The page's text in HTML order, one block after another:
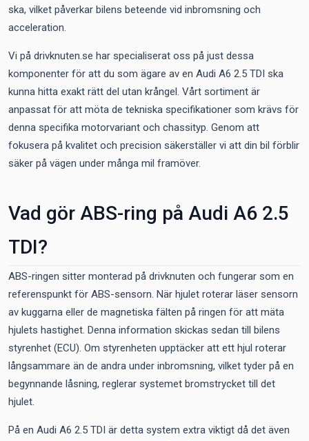
ska, vilket påverkar bilens beteende vid inbromsning och
acceleration.
Vi på drivknuten.se har specialiserat oss på just dessa
komponenter för att du som ägare av en Audi A6 2.5 TDI ska
kunna hitta exakt rätt del utan krångel. Vårt sortiment är
anpassat för att möta de tekniska specifikationer som krävs för
denna specifika motorvariant och chassityp. Genom att
fokusera på kvalitet och precision säkerställer vi att din bil förblir
säker på vägen under många mil framöver.
Vad gör ABS-ring på Audi A6 2.5
TDI?
ABS-ringen sitter monterad på drivknuten och fungerar som en
referenspunkt för ABS-sensorn. När hjulet roterar läser sensorn
av kuggarna eller de magnetiska fälten på ringen för att mäta
hjulets hastighet. Denna information skickas sedan till bilens
styrenhet (ECU). Om styrenheten upptäcker att ett hjul roterar
långsammare än de andra under inbromsning, vilket tyder på en
begynnande låsning, reglerar systemet bromstrycket till det
hjulet.
På en Audi A6 2.5 TDI är detta system extra viktigt då det även